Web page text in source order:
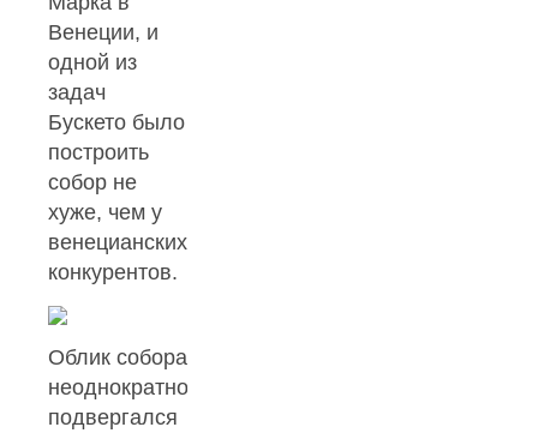
Венеции, и
одной из
задач
Бускето было
построить
собор не
хуже, чем у
венецианских
конкурентов.
Облик собора
неоднократно
подвергался